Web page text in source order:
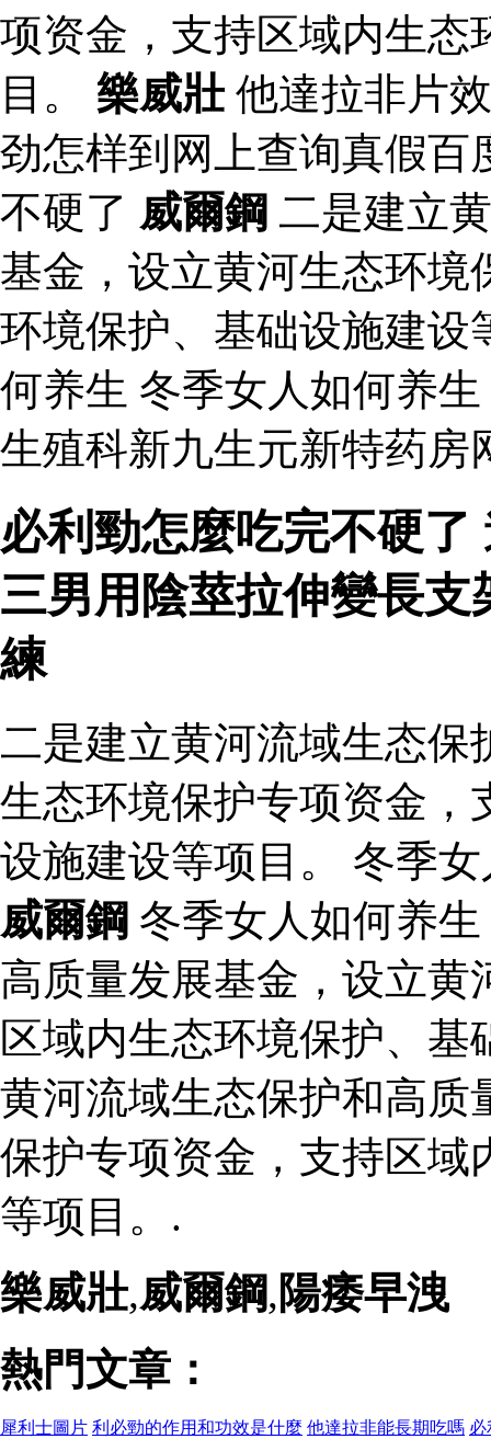
项资金，支持区域内生态
目。 樂威壯他達拉非片
劲怎样到网上查询真假百
不硬了 威爾鋼 二是建立
基金，设立黄河生态环境
环境保护、基础设施建设
何养生 冬季女人如何养生
生殖科新九生元新特药房
必利勁怎麼吃完不硬
三男用陰莖拉伸變長
練
二是建立黄河流域生态保
生态环境保护专项资金，
设施建设等项目。 冬季
威爾鋼 冬季女人如何养
高质量发展基金，设立黄
区域内生态环境保护、
黄河流域生态保护和高质
保护专项资金，支持区域
等项目。.
樂威壯,威爾鋼, 陽痿早洩
熱門文章：
犀利士圖片 利必勁的作用和功效是什麼 他達拉非能長期吃嗎 必